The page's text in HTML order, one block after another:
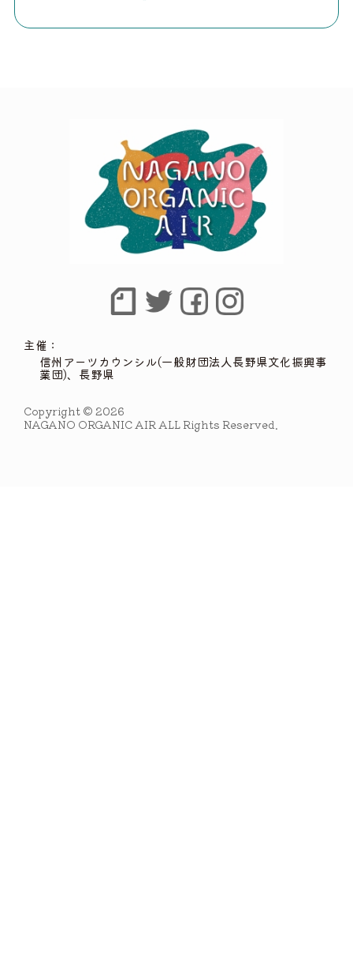
主催：
信州アーツカウンシル(一般財団法人長野県文化振興事
業団)、長野県
Copyright © 2026
NAGANO ORGANIC AIR ALL Rights Reserved.